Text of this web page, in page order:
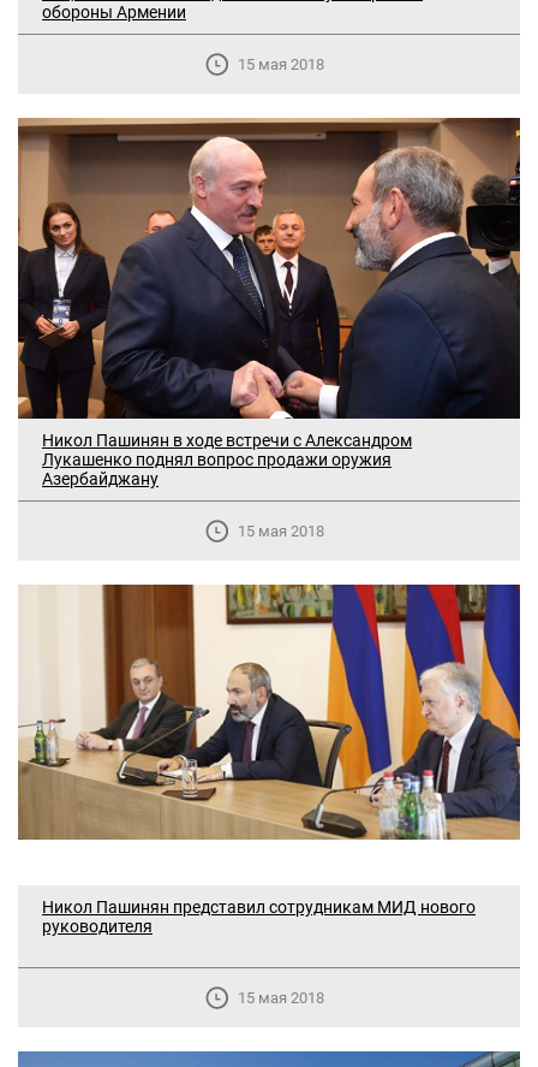
обороны Армении
15 мая 2018
Никол Пашинян в ходе встречи с Александром
Лукашенко поднял вопрос продажи оружия
Азербайджану
15 мая 2018
Никол Пашинян представил сотрудникам МИД нового
руководителя
15 мая 2018